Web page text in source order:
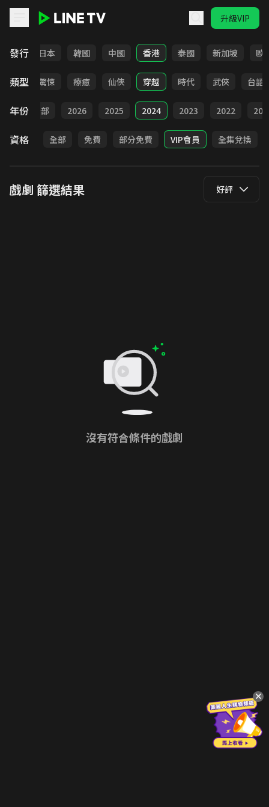
升級VIP
發行
台灣 日本 韓國 中國 香港 泰國 新加坡 歐
類型
奇幻 驚悚 療癒 仙俠 穿越 時代 武俠 台語
年份 全部 2026 2025 2024 2023 2022
資格 全部 免費 部分免費 VIP會員 全集兌換
戲劇 篩選結果 好評
沒有符合條件的戲劇